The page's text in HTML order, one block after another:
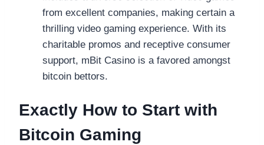
from excellent companies, making certain a
thrilling video gaming experience. With its
charitable promos and receptive consumer
support, mBit Casino is a favored amongst
bitcoin bettors.
Exactly How to Start with
Bitcoin Gaming